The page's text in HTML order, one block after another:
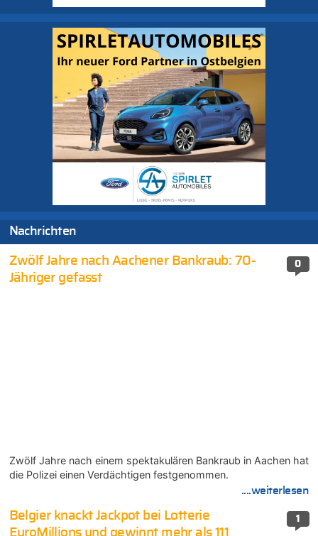
Nachrichten
0
Zwölf Jahre nach Aachener Bankraub: 70-
Jähriger gefasst
Zwölf Jahre nach einem spektakulären Bankraub in Aachen hat
die Polizei einen Verdächtigen festgenommen.
....weiterlesen
1
Belgier knackt Jackpot bei Lotterie
EuroMillions und gewinnt mehr als 111